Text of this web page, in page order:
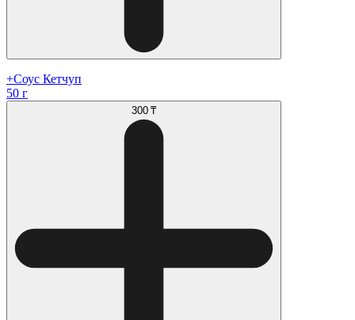
+Соус Кетчуп
50 г
300 ₸